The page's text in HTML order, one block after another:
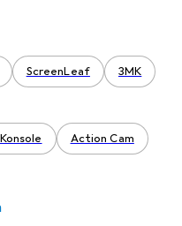
ScreenLeaf 3MK
Action Cam